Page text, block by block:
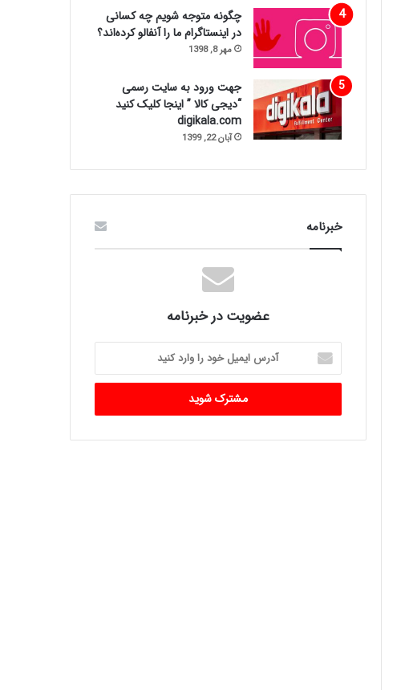
چگونه متوجه شویم چه کسانی
در اینستاگرام ما را آنفالو کرده‌اند؟
مهر 8, 1398
جهت ورود به سایت رسمی
“دیجی کالا ” اینجا کلیک کنید
digikala.com
آبان 22, 1399
خبرنامه
عضویت در خبرنامه
آدرس
ایمیل
خود
وارد